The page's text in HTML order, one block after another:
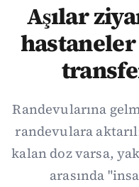
Aşılar
hastaneler
Randevularına
randevulara
kalan doz varsa,
arasında